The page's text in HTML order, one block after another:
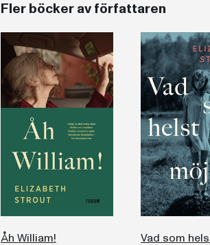
Fler böcker av författaren
Åh William!